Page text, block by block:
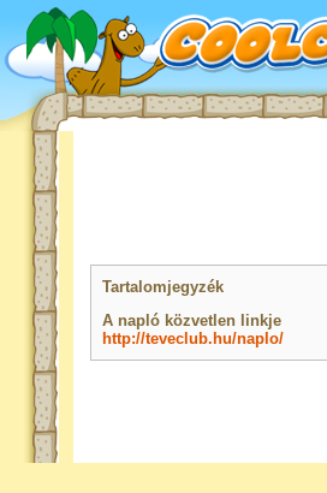
Tartalomjegyzék
A napló közvetlen linkje
http://teveclub.hu/naplo/